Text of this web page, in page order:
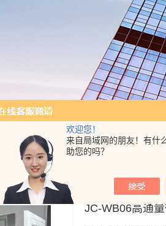
欢迎您！
来自局域网的朋友！有什
助您的吗？
JC-WB06高通